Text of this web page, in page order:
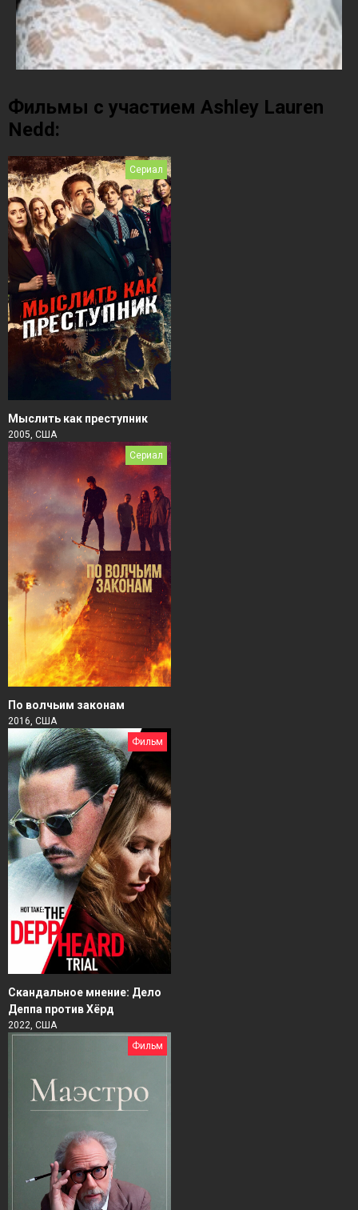
Фильмы с участием Ashley Lauren
Nedd:
Сериал
Мыслить как преступник
2005, США
Сериал
По волчьим законам
2016, США
Фильм
Скандальное мнение: Дело
Деппа против Хёрд
2022, США
Фильм